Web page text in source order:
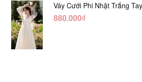
Váy Cưới Phi Nhật Trắng
DC554
880.000₫